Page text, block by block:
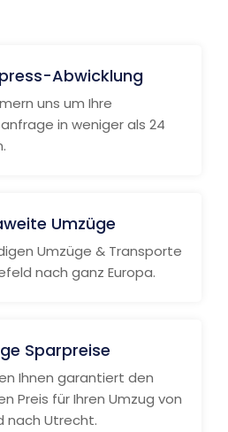
Abwicklung
uns um Ihre
in weniger als 24
Umzüge
Umzüge & Transporte
nach ganz Europa.
Sparpreise
Ihnen garantiert den
Preis für Ihren Umzug von
nach Utrecht.